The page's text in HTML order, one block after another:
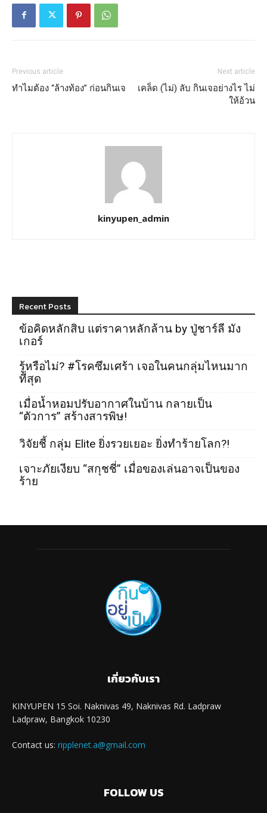
Previous article
ทำไมต้อง “ล้างท้อง” ก่อนกินเจ
Next article
เคล็ด (ไม่) ลับ กินเจอย่างไร ไม่
ให้อ้วน
kinyupen_admin
Recent Posts
ข้อคิดหลักสิบ แต่ราคาหลักล้าน by ปู่ชาร์ลี มัง
เกอร์
รู้หรือไม่? #โรคซึมเศร้า เจอในคนกลุ่มไหนมาก
ที่สุด
เมื่อน้ำหอมปรับอากาศในบ้าน กลายเป็น
“ตัวการ” สร้างสารพิษ!
วิจัยชี้ กลุ่ม Elite ยิ่งรวยเยอะ ยิ่งทำร้ายโลก?!
เจาะภัยเงียบ “สกุชชี่” เมื่อของเล่นอาจเป็นของ
ร้าย
เกี่ยวกับเรา
KINYUPEN 15 Soi. Naknivas 49, Naknivas Rd. Ladpraw
Ladpraw, Bangkok 10230
Contact us: ripplenet.a@gmail.com
FOLLOW US